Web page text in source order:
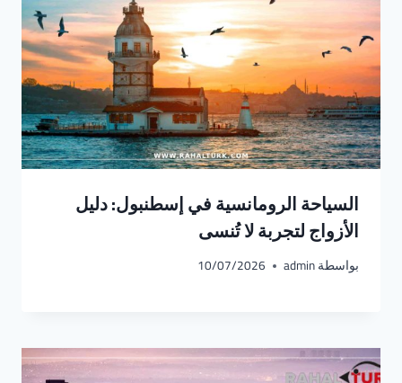
السياحة الرومانسية في إسطنبول: دليل
الأزواج لتجربة لا تُنسى
بواسطةadmin
10/07/2026